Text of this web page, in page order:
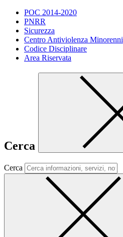
POC 2014-2020
PNRR
Sicurezza
Centro Antiviolenza Minorenni
Codice Disciplinare
Area Riservata
Cerca
Cerca